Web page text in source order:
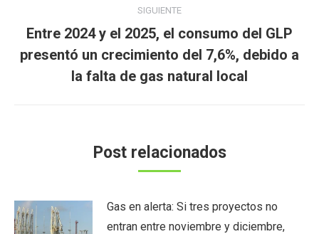
SIGUIENTE
Publicación
siguiente:
Entre 2024 y el 2025, el consumo del GLP
presentó un crecimiento del 7,6%, debido a
la falta de gas natural local
Post relacionados
Gas en alerta: Si tres proyectos no
entran entre noviembre y diciembre,